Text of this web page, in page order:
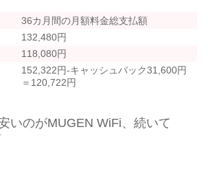
36カ月間の月額料金総支払額
132,480円
118,080円
152,322円-キャッシュバック31,600円
＝120,722円
いのがMUGEN WiFi、続いて